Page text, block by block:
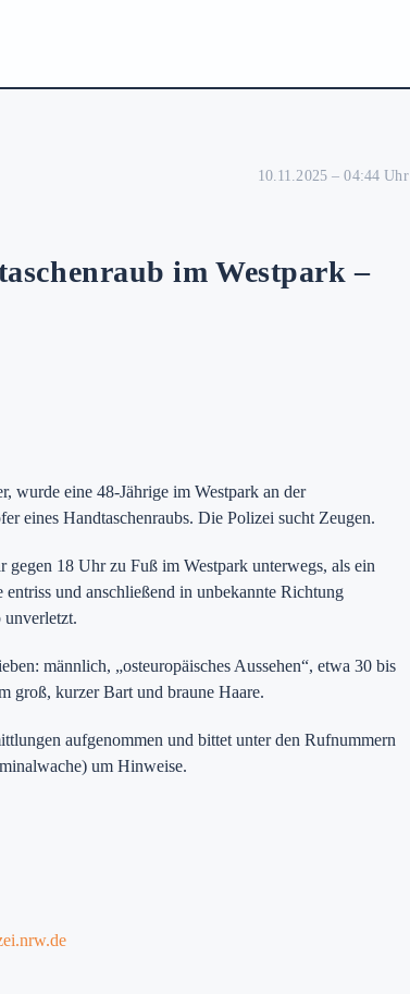
10.11.2025 – 04:44 Uhr
im Westpark –
wurde eine 48-Jährige im Westpark an der
eines Handtaschenraubs. Die Polizei sucht Zeugen.
18 Uhr zu Fuß im Westpark unterwegs, als ein
und anschließend in unbekannte Richtung
männlich, „osteuropäisches Aussehen“, etwa 30 bis
groß, kurzer Bart und braune Haare.
aufgenommen und bittet unter den Rufnummern
um Hinweise.